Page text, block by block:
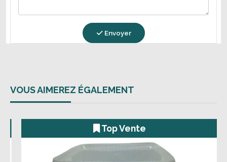
Envoyer
VOUS AIMEREZ ÉGALEMENT
Top Vente